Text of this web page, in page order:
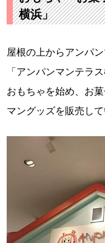
横浜」
屋根の上からアンパ
「アンパンマンテラス
おもちゃを始め、お
マングッズを販売して